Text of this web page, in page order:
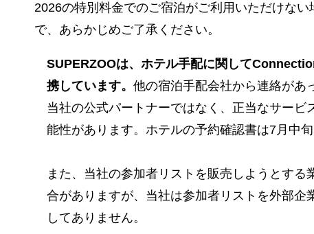
2026の特別料金でのご宿泊がご利用いただけない
で、あらかじめご了承ください。
SUPERZOOは、ホテル手配に関して
携しています。 他の宿泊手配会社から連絡があ
当社の公式パートナーではなく、正当なサービ
能性があります。ホテルの予約確認書は7月中旬
また、当社の参加者リストを販売しようとする
合がありますが、当社は参加者リストを外部企
してありません。